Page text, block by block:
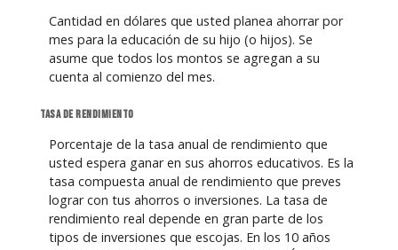
Cantidad en dólares que usted planea ahorrar por
mes para la educación de su hijo (o hijos). Se
asume que todos los montos se agregan a su
cuenta al comienzo del mes.
Tasa de rendimiento
Porcentaje de la tasa anual de rendimiento que
usted espera ganar en sus ahorros educativos. Es la
tasa compuesta anual de rendimiento que preves
lograr con tus ahorros o inversiones. La tasa de
rendimiento real depende en gran parte de los
tipos de inversiones que escojas. En los 10 años